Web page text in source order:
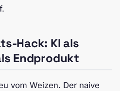
Hack: KI als
Endprodukt
vom Weizen. Der naive